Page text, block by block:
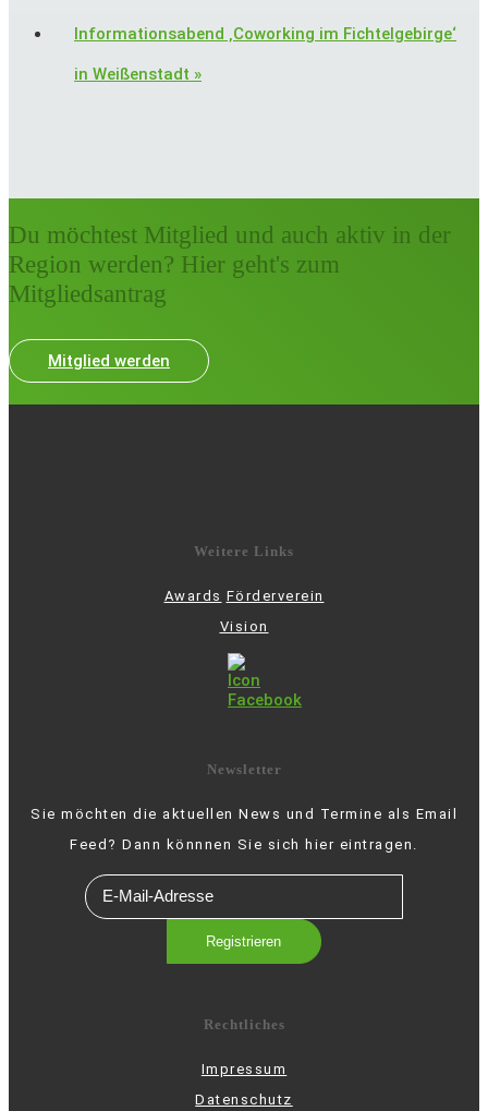
Informationsabend ‚Coworking im Fichtelgebirge‘
in Weißenstadt »
Du möchtest Mitglied und auch aktiv in der
Region werden? Hier geht's zum
Mitgliedsantrag
Mitglied werden
Weitere Links
Awards Förderverein
Vision
Newsletter
Sie möchten die aktuellen News und Termine als Email
Feed? Dann könnnen Sie sich hier eintragen.
Rechtliches
Impressum
Datenschutz